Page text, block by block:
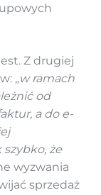
Z drugiej
„w ramach
od
a do e-
że
wyzwania
sprzedaż